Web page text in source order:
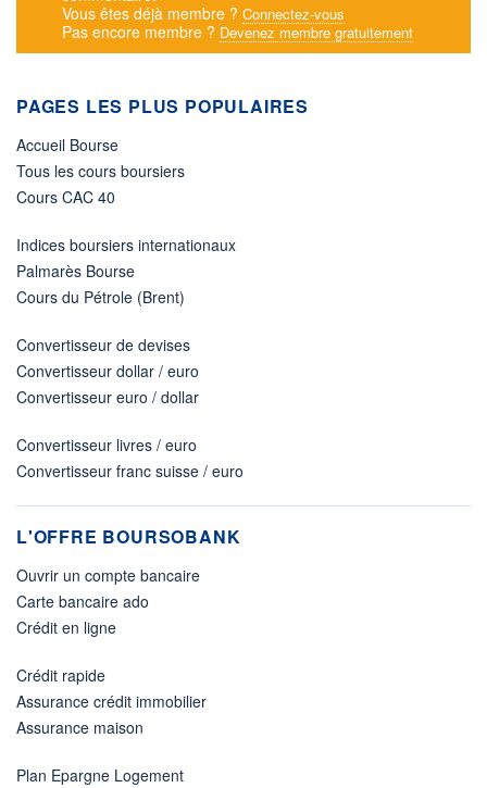
Vous êtes déjà membre ? Connectez-vous
Pas encore membre ? Devenez membre gratuitement
PAGES LES PLUS POPULAIRES
Accueil Bourse
Tous les cours boursiers
Cours CAC 40
Indices boursiers internationaux
Palmarès Bourse
Cours du Pétrole (Brent)
Convertisseur de devises
Convertisseur dollar / euro
Convertisseur euro / dollar
Convertisseur livres / euro
Convertisseur franc suisse / euro
L'OFFRE BOURSOBANK
Ouvrir un compte bancaire
Carte bancaire ado
Crédit en ligne
Crédit rapide
Assurance crédit immobilier
Assurance maison
Plan Epargne Logement